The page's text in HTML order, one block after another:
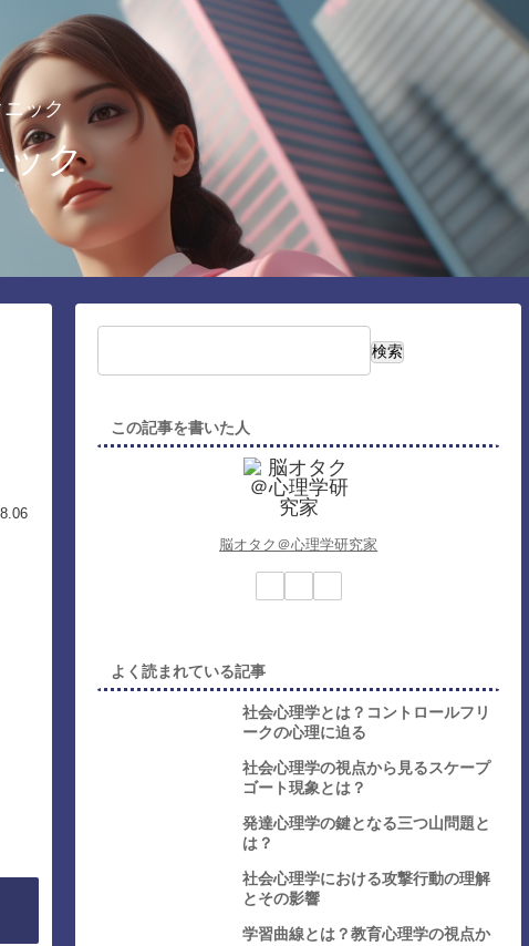
ック
ック
検索
この記事を書いた人
脳オタク＠心理学研究家
よく読まれている記事
社会心理学とは？コントロールフリ
ークの心理に迫る
社会心理学の視点から見るスケープ
ゴート現象とは？
発達心理学の鍵となる三つ山問題と
は？
社会心理学における攻撃行動の理解
とその影響
学習曲線とは？教育心理学の視点か